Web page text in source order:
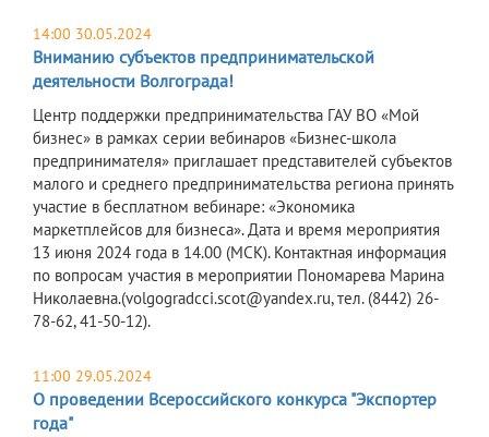
14:00 30.05.2024
Вниманию субъектов предпринимательской
деятельности Волгограда!
Центр поддержки предпринимательства ГАУ ВО «Мой
бизнес» в рамках серии вебинаров «Бизнес-школа
предпринимателя» приглашает представителей субъектов
малого и среднего предпринимательства региона принять
участие в бесплатном вебинаре: «Экономика
маркетплейсов для бизнеса». Дата и время мероприятия
13 июня 2024 года в 14.00 (МСК). Контактная информация
по вопросам участия в мероприятии Пономарева Марина
Николаевна.(volgogradcci.scot@yandex.ru, тел. (8442) 26-
78-62, 41-50-12).
11:00 29.05.2024
О проведении Всероссийского конкурса "Экспортер
года"